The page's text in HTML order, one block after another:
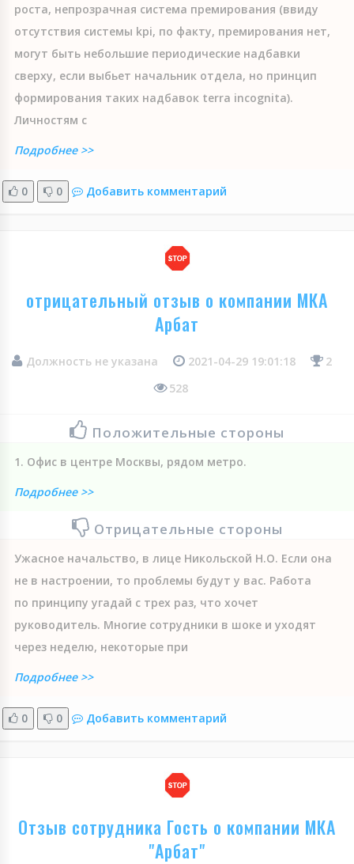
роста, непрозрачная система премирования (ввиду
отсутствия системы kpi, по факту, премирования нет,
могут быть небольшие периодические надбавки
сверху, если выбьет начальник отдела, но принцип
формирования таких надбавок terra inсognita).
Личностям с
Подробнее >>
0 0 Добавить комментарий
отрицательный отзыв о компании МКА
Арбат
Должность не указана 2021-04-29 19:01:18
2
528
Положительные стороны
1. Офис в центре Москвы, рядом метро.
Подробнее >>
Отрицательные стороны
Ужасное начальство, в лице Никольской Н.О. Если она
не в настроении, то проблемы будут у вас. Работа
по принципу угадай с трех раз, что хочет
руководитель. Многие сотрудники в шоке и уходят
через неделю, некоторые при
Подробнее >>
0 0 Добавить комментарий
Отзыв сотрудника Гость о компании МКА
"Арбат"